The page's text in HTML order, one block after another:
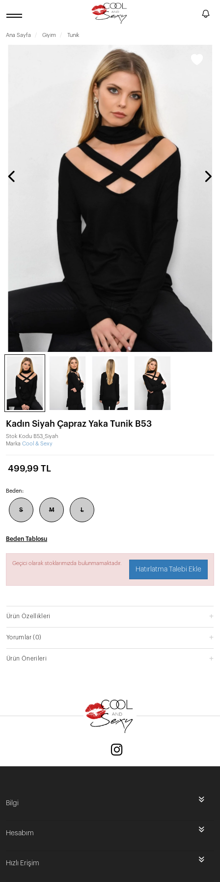
Ana Sayfa Giyim Tunik
Kadın Siyah Çapraz Yaka Tunik B53
Stok Kodu B53_Siyah
Marka Cool & Sexy
499,99 TL
Beden:
S M L
Beden Tablosu
Geçici olarak stoklarımızda bulunmamaktadır.
Hatırlatma Talebi Ekle
Ürün Özellikleri
Yorumlar(0)
Ürün Önerileri
Bilgi
Hesabım
Hızlı Erişim